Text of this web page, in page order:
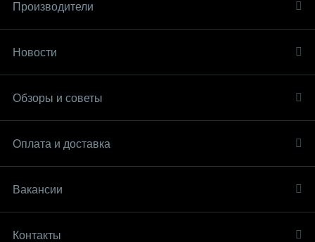
Производители
Новости
Обзоры и советы
Оплата и доставка
Вакансии
Контакты